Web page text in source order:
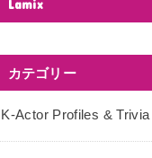
Lamix
カテゴリー
K-Actor Profiles &